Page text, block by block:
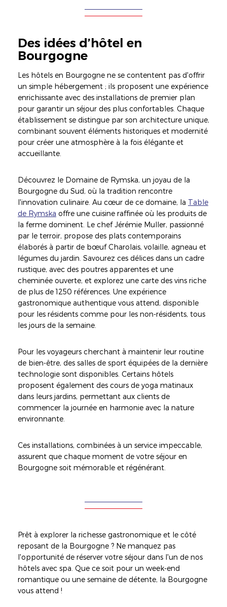
Des idées d’hôtel en
Bourgogne
Les hôtels en Bourgogne ne se contentent pas d'offrir
un simple hébergement ; ils proposent une expérience
enrichissante avec des installations de premier plan
pour garantir un séjour des plus confortables. Chaque
établissement se distingue par son architecture unique,
combinant souvent éléments historiques et modernité
pour créer une atmosphère à la fois élégante et
accueillante.
Découvrez le Domaine de Rymska, un joyau de la
Bourgogne du Sud, où la tradition rencontre
l'innovation culinaire. Au cœur de ce domaine, la Table
de Rymska offre une cuisine raffinée où les produits de
la ferme dominent. Le chef Jérémie Muller, passionné
par le terroir, propose des plats contemporains
élaborés à partir de bœuf Charolais, volaille, agneau et
légumes du jardin. Savourez ces délices dans un cadre
rustique, avec des poutres apparentes et une
cheminée ouverte, et explorez une carte des vins riche
de plus de 1250 références. Une expérience
gastronomique authentique vous attend, disponible
pour les résidents comme pour les non-résidents, tous
les jours de la semaine.
Pour les voyageurs cherchant à maintenir leur routine
de bien-être, des salles de sport équipées de la dernière
technologie sont disponibles. Certains hôtels
proposent également des cours de yoga matinaux
dans leurs jardins, permettant aux clients de
commencer la journée en harmonie avec la nature
environnante.
Ces installations, combinées à un service impeccable,
assurent que chaque moment de votre séjour en
Bourgogne soit mémorable et régénérant.
Prêt à explorer la richesse gastronomique et le côté
reposant de la Bourgogne ? Ne manquez pas
l'opportunité de réserver votre séjour dans l'un de nos
hôtels avec spa. Que ce soit pour un week-end
romantique ou une semaine de détente, la Bourgogne
vous attend !